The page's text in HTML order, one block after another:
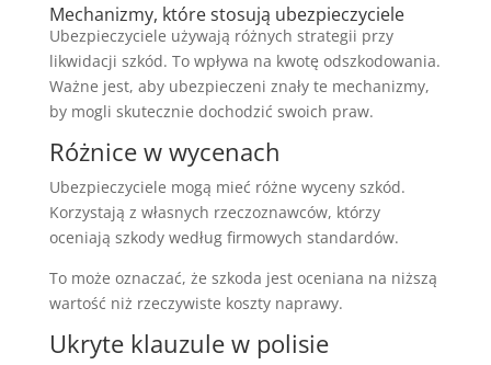
Mechanizmy, które stosują ubezpieczyciele
Ubezpieczyciele używają różnych strategii przy
likwidacji szkód. To wpływa na kwotę odszkodowania.
Ważne jest, aby ubezpieczeni znały te mechanizmy,
by mogli skutecznie dochodzić swoich praw.
Różnice w wycenach
Ubezpieczyciele mogą mieć różne wyceny szkód.
Korzystają z własnych rzeczoznawców, którzy
oceniają szkody według firmowych standardów.
To może oznaczać, że szkoda jest oceniana na niższą
wartość niż rzeczywiste koszty naprawy.
Ukryte klauzule w polisie